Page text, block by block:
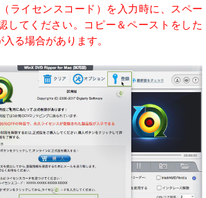
ライセンスコード）を入力時に、スペー
してください。コピー＆ペーストをした
る場合があります。